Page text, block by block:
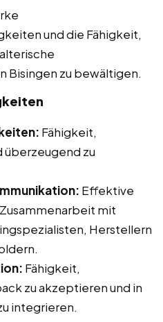
und die Fähigkeit,
Bisingen zu bewältigen.
Fähigkeit,
überzeugend zu
Effektive
mit
Herstellern
Fähigkeit,
zu akzeptieren und in
integrieren.